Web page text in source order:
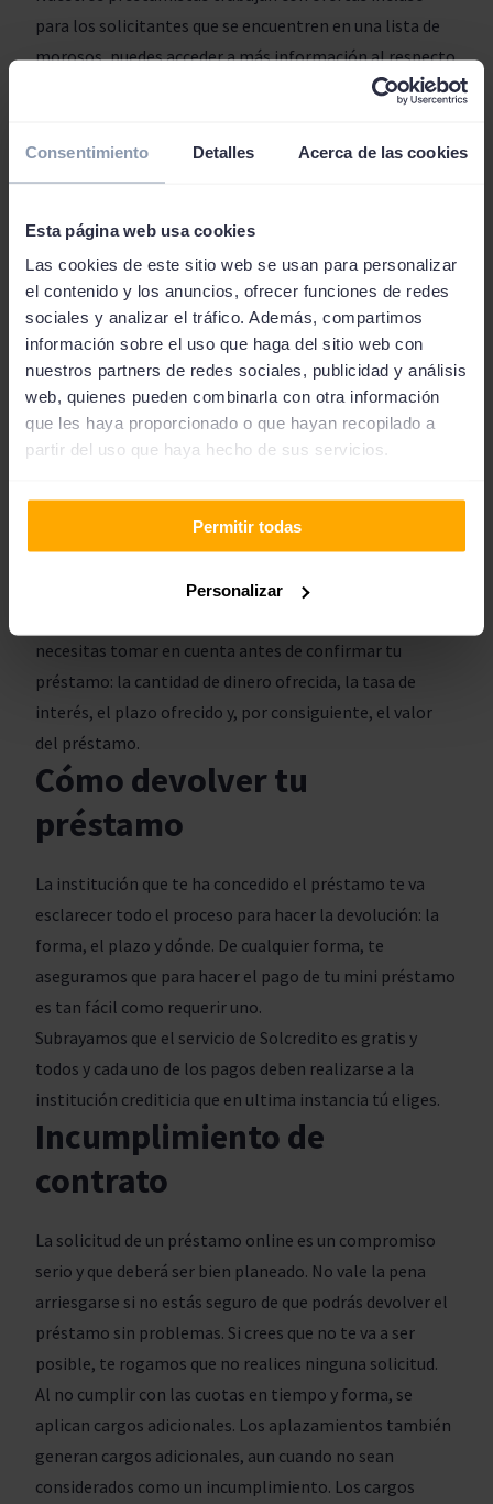
Consentimiento Detalles Acerca de las cookies
Esta página web usa cookies
Las cookies de este sitio web se usan para personalizar
el contenido y los anuncios, ofrecer funciones de redes
sociales y analizar el tráfico. Además, compartimos
información sobre el uso que haga del sitio web con
nuestros partners de redes sociales, publicidad y análisis
web, quienes pueden combinarla con otra información
que les haya proporcionado o que hayan recopilado a
partir del uso que haya hecho de sus servicios.
Permitir todas
Personalizar
para los solicitantes que se encuentren en una lista de
morosos, puedes acceder a más información al respecto
préstamos con ASNEF.
Con nuestro simulador comparador siempre podrás
que busques solicitar. No hay gastos escondidos o
adicionales ni letras pequeñas.
Recuerda que nunca habrá gastos extras ni comisiones
siempre que cumplas con las cuotas pactadas con la
entidad que te ofrezca el mejor crédito.
Tasa de Interés
con anterioridad sin presentar una solicitud y someterse
a una verificación de crédito. La tasa de interés de los
bancos varía dependiendo de quién o quienes están
solicitando el préstamo.
necesitas tomar en cuenta antes de confirmar tu
préstamo: la cantidad de dinero ofrecida, la tasa de
interés, el plazo ofrecido y, por consiguiente, el valor
del préstamo.
Cómo devolver tu
préstamo
La institución que te ha concedido el préstamo te va
esclarecer todo el proceso para hacer la devolución: la
forma, el plazo y dónde. De cualquier forma, te
aseguramos que para hacer el pago de tu mini préstamo
es tan fácil como requerir uno.
Subrayamos que el servicio de Solcredito es gratis y
todos y cada uno de los pagos deben realizarse a la
institución crediticia que en ultima instancia tú eliges.
Incumplimiento de
contrato
La solicitud de un préstamo online es un compromiso
serio y que deberá ser bien planeado. No vale la pena
arriesgarse si no estás seguro de que podrás devolver el
préstamo sin problemas. Si crees que no te va a ser
posible, te rogamos que no realices ninguna solicitud.
Al no cumplir con las cuotas en tiempo y forma, se
aplican cargos adicionales. Los aplazamientos también
generan cargos adicionales, aun cuando no sean
considerados como un incumplimiento. Los cargos